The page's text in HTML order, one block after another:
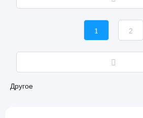
1 2
Другое